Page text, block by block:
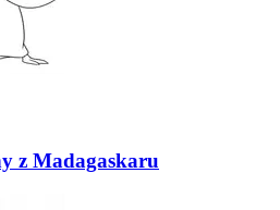
z Madagaskaru